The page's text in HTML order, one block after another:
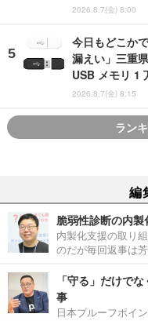
2026.8.7(金) 8:00
今日もどこか
漏えい」三重
USB メモリ 1
2026.8.7(金) 8:15
ラン
編
脆弱性診断の内
内製化支援の取り
のだが毎回返事は
「守る」だけで
事
日本プルーフポイ